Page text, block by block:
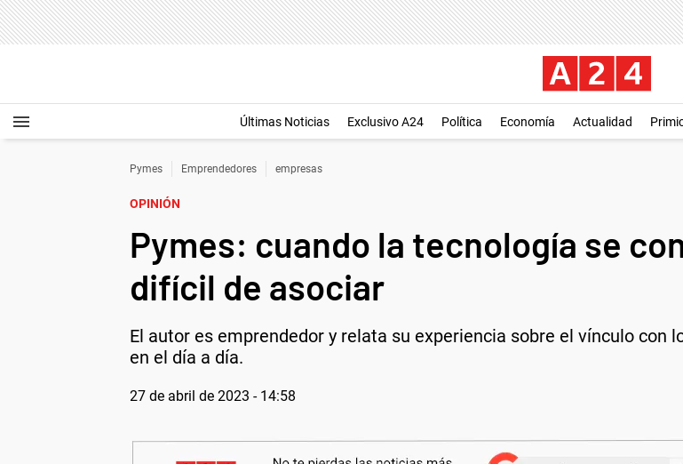
Últimas Noticias Exclusivo A24 Política Economía Actualidad
Pymes Emprendedores empresas
OPINIÓN
Pymes: cuando la tecnología se
difícil de asociar
El autor es emprendedor y relata su experiencia sobre el vínculo con
en el día a día.
27 de abril de 2023 - 14:58